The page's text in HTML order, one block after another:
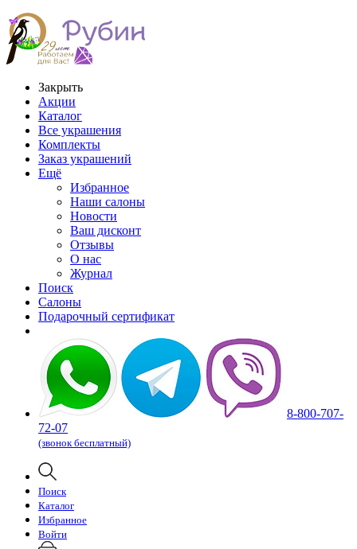
Закрыть
Акции
Каталог
Все украшения
Комплекты
Заказ украшений
Ещё
Избранное
Наши салоны
Новости
Ваш дисконт
Отзывы
О нас
Журнал
Поиск
Салоны
Подарочный сертификат
8-800-707-
72-07
(звонок бесплатный)
Поиск
Каталог
Избранное
Войти